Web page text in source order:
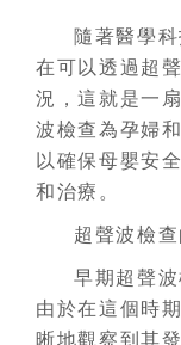
隨著醫學
在可以透過超
況，這就是一
波檢查為孕婦
以確保母嬰安
和治療。
超聲波檢
早期超聲
由於在這個時
晰地觀察到其